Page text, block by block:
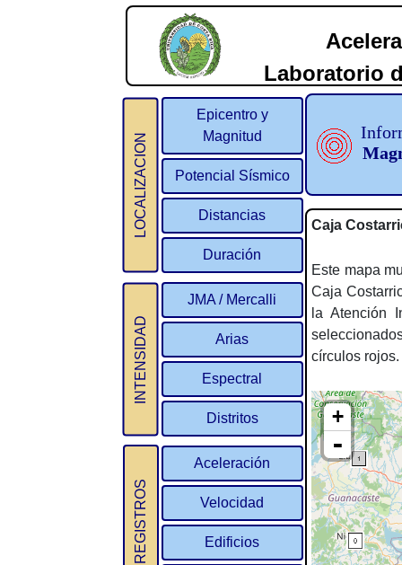
Laboratorio
2
LOCALIZACION
Epicentro y
Magnitud
Potencial Sísmico
Distancias
Duración
INTENSIDAD
JMA / Mercalli
Arias
Espectral
Distritos
REGISTROS
Aceleración
Velocidad
Edificios
Caja
Este mapa
Caja
la Atención
círculos rojos.